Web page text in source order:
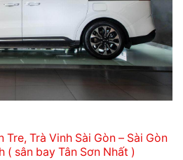
Trà Vinh Sài Gòn – Sài Gòn
( sân bay Tân Sơn Nhất )